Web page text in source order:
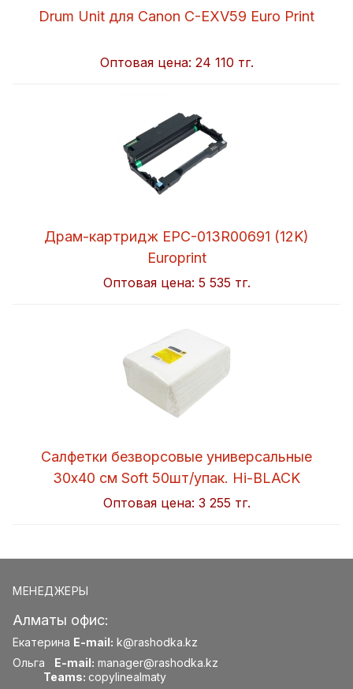
Drum Unit для Canon C-EXV59 Euro Print
Оптовая цена: 24 110 тг.
Драм-картридж EPC-013R00691 (12K)
Europrint
Оптовая цена: 5 535 тг.
Салфетки безворсовые универсальные
30x40 см Soft 50шт/упак. Hi-BLACK
Оптовая цена: 3 255 тг.
МЕНЕДЖЕРЫ
Алматы офис:
Екатерина E-mail: k@rashodka.kz
Ольга E-mail: manager@rashodka.kz
Teams: copylinealmaty